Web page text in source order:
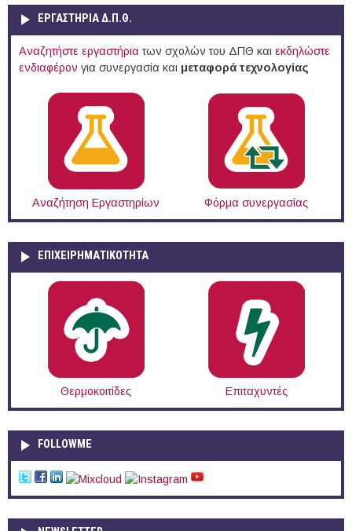
ΕΡΓΑΣΤΗΡΙΑ Δ.Π.Θ.
Αναζητήστε εργαστήρια των σχολών του ΔΠΘ και εκδηλώστε
ενδιαφέρον για συνεργασία και μεταφορά τεχνολογίας
Αναζήτηση Εργαστηρίων Φόρμα συνεργασίας
ΕΠΙΧΕΙΡΗΜΑΤΙΚΟΤΗΤΑ
Θερμοκοιτίδες Επιταχυντές
FOLLOWME